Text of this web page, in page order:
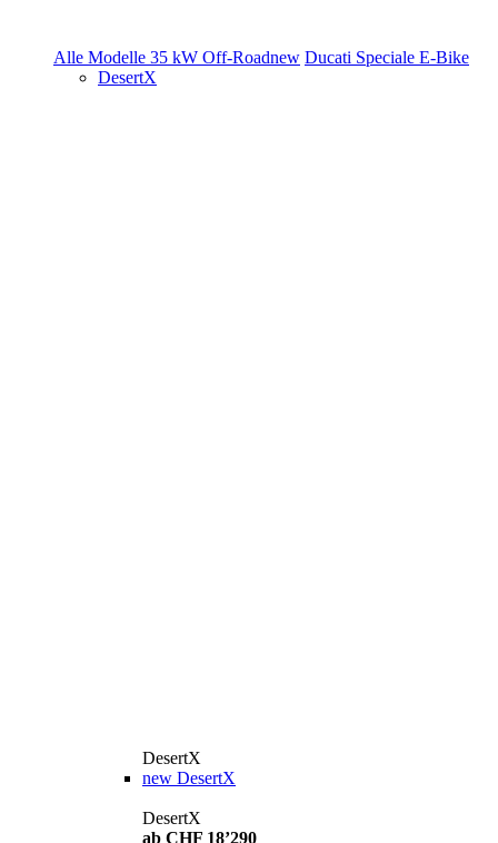
Alle Modelle 35 kW Off-Roadnew Ducati Speciale E-Bike
DesertX
DesertX
new DesertX
DesertX
ab CHF 18’290